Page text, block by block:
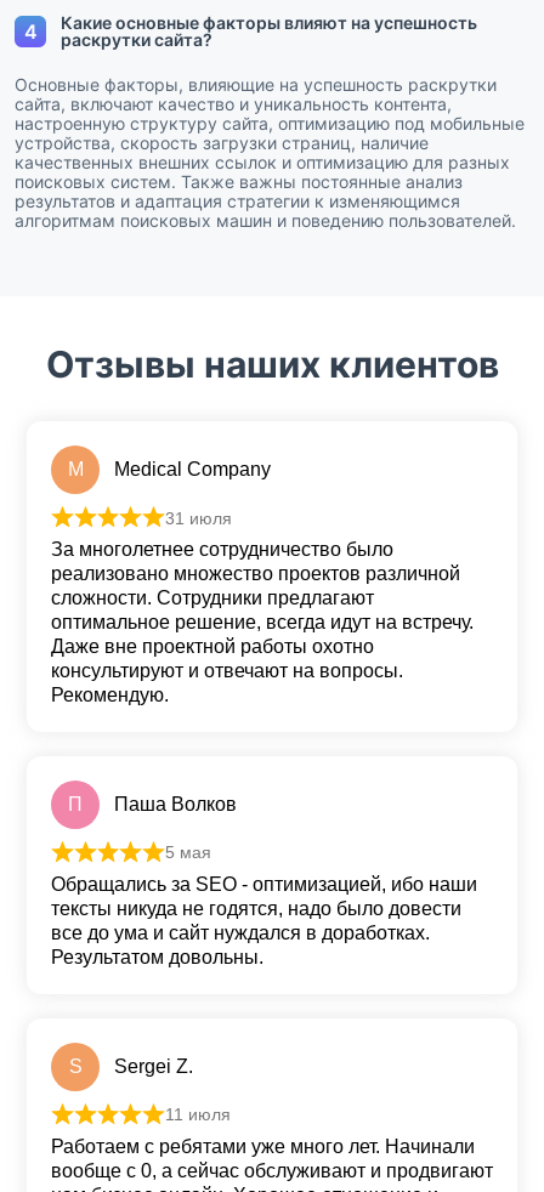
4
Какие основные факторы влияют на успешность
раскрутки сайта?
Основные факторы, влияющие на успешность раскрутки
сайта, включают качество и уникальность контента,
настроенную структуру сайта, оптимизацию под мобильные
устройства, скорость загрузки страниц, наличие
качественных внешних ссылок и оптимизацию для разных
поисковых систем. Также важны постоянные анализ
результатов и адаптация стратегии к изменяющимся
алгоритмам поисковых машин и поведению пользователей.
Отзывы наших клиентов
M Medical Company
Оценка
31 июля
За многолетнее сотрудничество было
реализовано множество проектов различной
сложности. Сотрудники предлагают
оптимальное решение, всегда идут на встречу.
Даже вне проектной работы охотно
консультируют и отвечают на вопросы.
Рекомендую.
П Паша Волков
Оценка
5 мая
Обращались за SEO - оптимизацией, ибо наши
тексты никуда не годятся, надо было довести
все до ума и сайт нуждался в доработках.
Результатом довольны.
S Sergei Z.
Оценка
11 июля
Работаем с ребятами уже много лет. Начинали
вообще с 0, а сейчас обслуживают и продвигают